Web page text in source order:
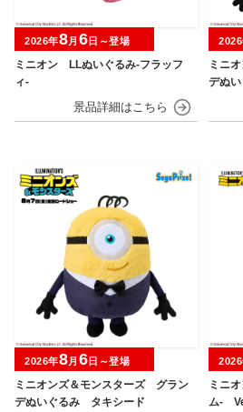
ミニオン LLぬいぐるみ‐フラッフ
ィ‐
2026年8月 6日～登場
ミニ
デぬい
ミニオンズ＆モンスターズ グラン
デぬいぐるみ タキシード
2026年8月 6 日～登場
ミニ
ム‐